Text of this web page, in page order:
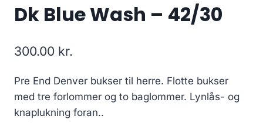
Dk Blue Wash – 42/30
300.00 kr.
Pre End Denver bukser til herre. Flotte bukser
med tre forlommer og to baglommer. Lynlås- og
knaplukning foran..